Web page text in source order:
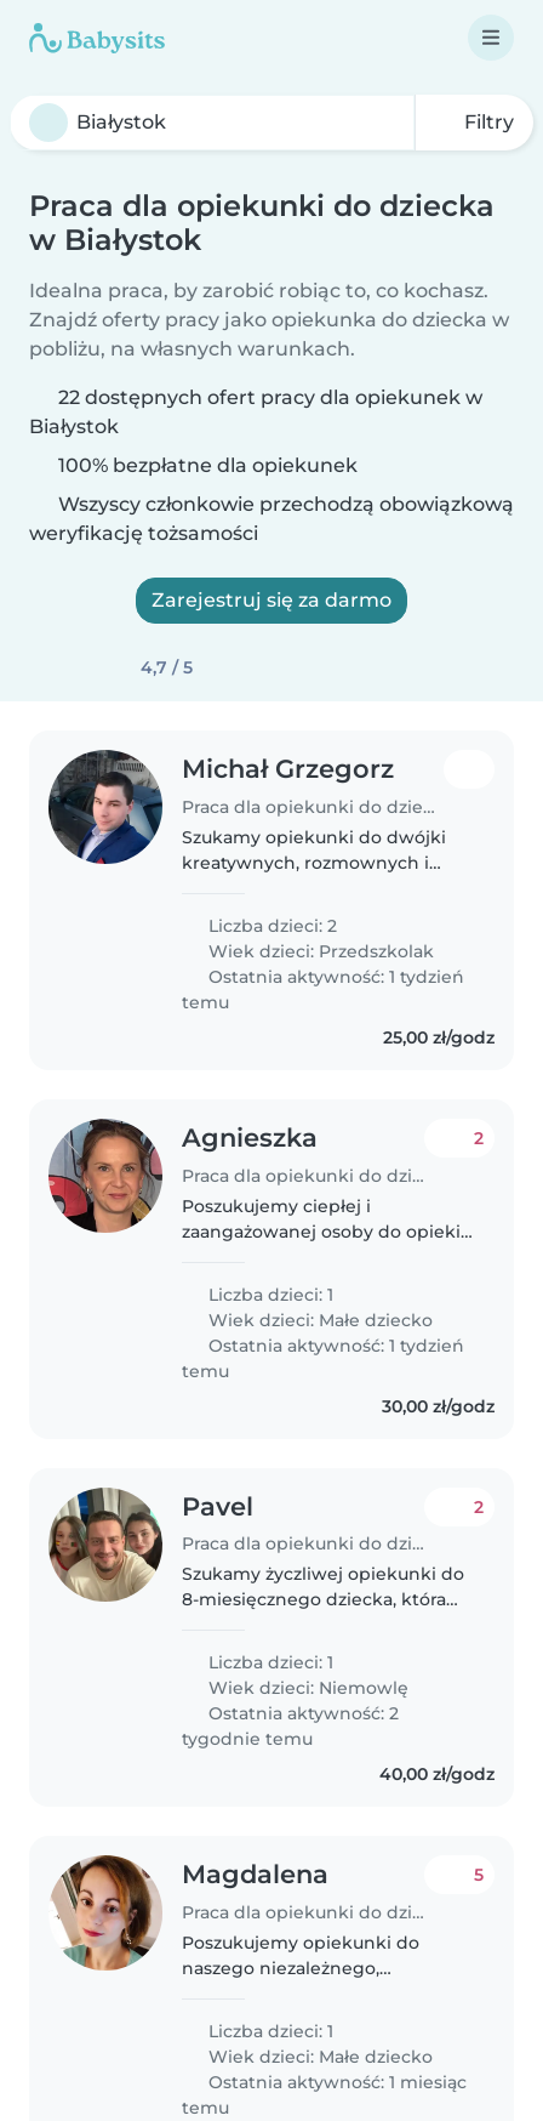
Filtry
Praca dla opiekunki do dziecka
w Białystok
Idealna praca, by zarobić robiąc to, co kochasz.
Znajdź oferty pracy jako opiekunka do dziecka w
pobliżu, na własnych warunkach.
22 dostępnych ofert pracy dla opiekunek w
Białystok
100% bezpłatne dla opiekunek
Wszyscy członkowie przechodzą obowiązkową
weryfikację tożsamości
Zarejestruj się za darmo
4,7 / 5
Michał Grzegorz
Praca dla opiekunki do dziecka w Białystok
Szukamy opiekunki do dwójki
kreatywnych, rozmownych i
Mile widziana znajomość języka
polskiego ale niekonieczna,
nasza ekipa szprecha też po
niemiecku..
Liczba dzieci: 2
Wiek dzieci: Przedszkolak
Ostatnia aktywność: 1 tydzień
temu
25,00 zł/godz
Agnieszka
Praca dla opiekunki do dziecka w Białystok
2
Poszukujemy ciepłej i
zaangażowanej osoby do opieki
potrzebna 3–4 dni w tygodniu,
przez około 5–6 godzin dziennie.
Szukamy osoby..
Liczba dzieci: 1
Wiek dzieci: Małe dziecko
Ostatnia aktywność: 1 tydzień
temu
30,00 zł/godz
Pavel
Praca dla opiekunki do dziecka w Białystok
2
Szukamy życzliwej opiekunki do
8-miesięcznego dziecka, która
codzienny rytuał. Mile widziana
biegłość w języku rosyjskim.
Staramy się o ciepłą, przybyłą..
Liczba dzieci: 1
Wiek dzieci: Niemowlę
Ostatnia aktywność: 2
tygodnie temu
40,00 zł/godz
Magdalena
Praca dla opiekunki do dziecka w Białystok
5
Poszukujemy opiekunki do
naszego niezależnego,
lat. Liczymy na kogoś
odpowiedzialnego, kreatywnego,
dyspozycyjnego. Praca w różne
dni, nieregularnie...
Liczba dzieci: 1
Wiek dzieci: Małe dziecko
Ostatnia aktywność: 1 miesiąc
temu